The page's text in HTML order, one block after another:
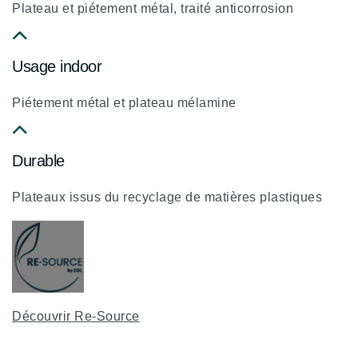
chevron-
up
Plateau et piétement métal, traité anticorrosion
fa
chevron-
up
Usage indoor
Piétement métal et plateau mélamine
fa
chevron-
up
Durable
Plateaux issus du recyclage de matières plastiques
Découvrir Re-Source